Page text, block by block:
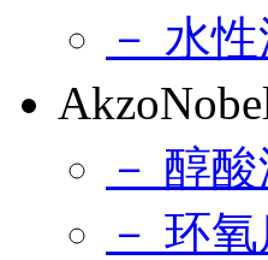
－ 水
－ 醇
－ 环